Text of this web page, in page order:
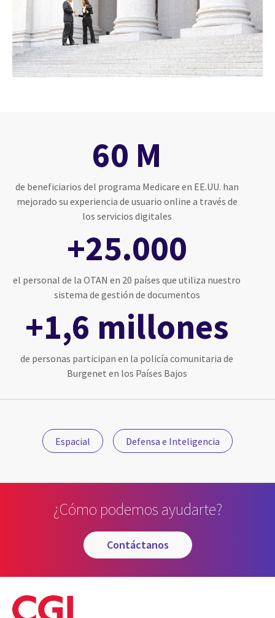
60 M
de beneficiarios del programa Medicare en EE.UU. han
mejorado su experiencia de usuario online a través de
los servicios digitales
+25.000
el personal de la OTAN en 20 países que utiliza nuestro
sistema de gestión de documentos
+1,6 millones
de personas participan en la policía comunitaria de
Burgenet en los Países Bajos
Espacial Defensa e Inteligencia
¿Cómo podemos ayudarte?
contáctanos